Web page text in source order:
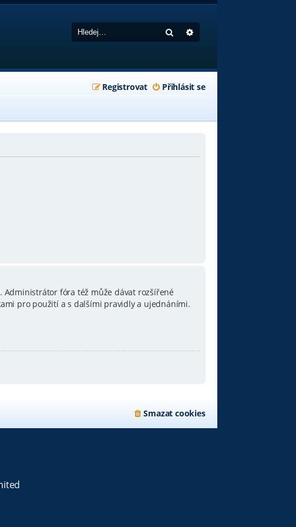
Hledat
Přihlásit se
Registrovat
fóra též může dávat rozšířené
pro použití a s dalšími pravidly a ujednáními.
Smazat cookies